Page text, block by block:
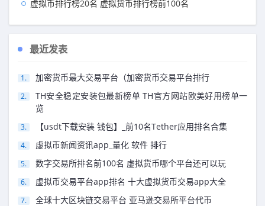
虚拟币排行榜20名 虚拟货币排行榜前100名
最近发表
加密货币最大交易平台（加密货币交易平台排行
TH安全稳定安装包最新榜单 TH官方网站欧美好用榜单一
览
【usdt下载安装 钱包】_前10名Tether应用排名合集
虚拟币新闻资讯app_量化 软件 排行
数字交易所排名前100名 虚拟货币哪个平台还可以玩
虚拟币交易平台app排名 十大虚拟货币交易app大全
全球十大区块链交易平台 亚马逊交易所平台代币